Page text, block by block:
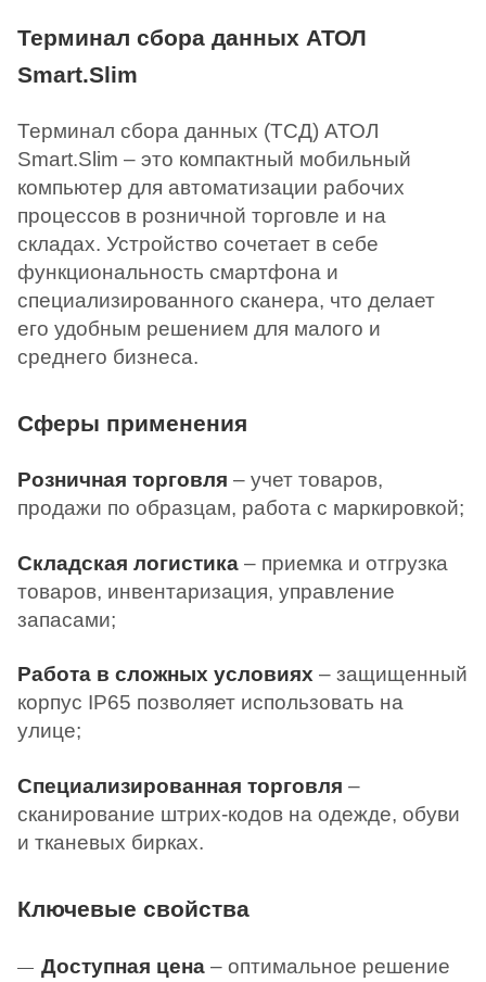
Терминал сбора данных АТОЛ
Smart.Slim
Терминал сбора данных (ТСД) АТОЛ
Smart.Slim – это компактный мобильный
компьютер для автоматизации рабочих
процессов в розничной торговле и на
складах. Устройство сочетает в себе
функциональность смартфона и
специализированного сканера, что делает
его удобным решением для малого и
среднего бизнеса.
Сферы применения
Розничная торговля – учет товаров,
продажи по образцам, работа с маркировкой;
Складская логистика – приемка и отгрузка
товаров, инвентаризация, управление
запасами;
Работа в сложных условиях – защищенный
корпус IP65 позволяет использовать на
улице;
Специализированная торговля –
сканирование штрих-кодов на одежде, обуви
и тканевых бирках.
Ключевые свойства
Доступная цена – оптимальное решение